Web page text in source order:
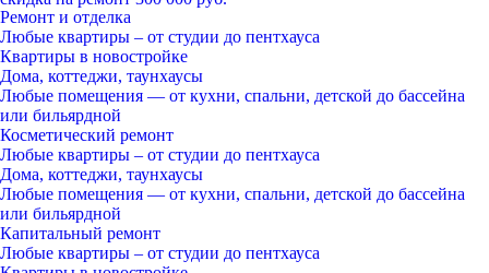
Ремонт и отделка
Любые квартиры – от студии до пентхауса
Квартиры в новостройке
Дома, коттеджи, таунхаусы
Любые помещения — от кухни, спальни, детской до бассейна
или бильярдной
Косметический ремонт
Любые квартиры – от студии до пентхауса
Дома, коттеджи, таунхаусы
Любые помещения — от кухни, спальни, детской до бассейна
или бильярдной
Капитальный ремонт
Любые квартиры – от студии до пентхауса